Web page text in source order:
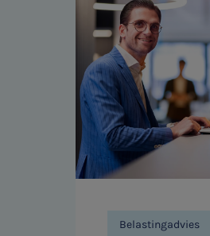
Belastingadvies